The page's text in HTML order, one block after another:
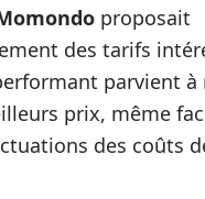
proposait
des tarifs
parvient à
prix, même
des coûts